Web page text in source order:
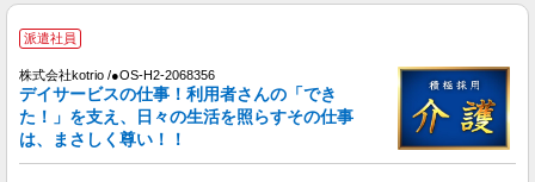
毎日通うのが楽しみになる＊ホテルのような美
時給1550円〜2187円 ＜日払い有/週払い有/交
通費全支給(ガソリン代含む)＞
藤井寺市
キープ 詳細を見る
派遣社員
株式会社kotrio /●OS-H2-2068356
デイサービスの仕事！利用者さんの「でき
た！」を支え、日々の生活を照らすその仕事
は、まさしく尊い！！